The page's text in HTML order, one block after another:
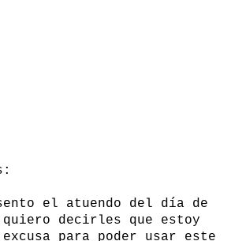
el atuendo del día de
quiero decirles que estoy
excusa para poder usar este